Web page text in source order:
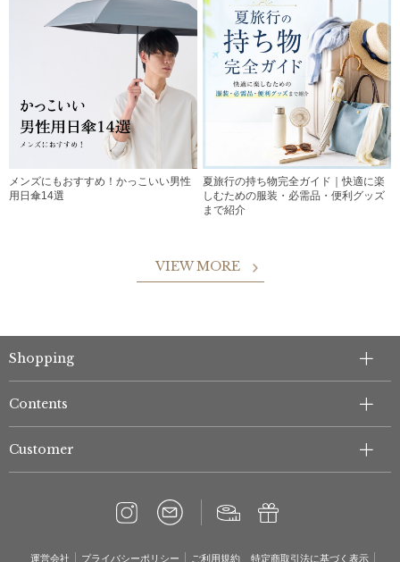
メンズにもおすすめ！かっこいい男性
用日傘14選
夏旅行の持ち物完全ガイド｜快適に楽
しむための服装・必需品・便利グッズ
まで紹介
VIEW MORE
Shopping
Contents
Customer
運営会社 プライバシーポリシー ご利用規約 特定商取引法に基づく表示